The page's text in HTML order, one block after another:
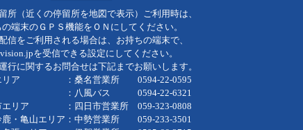
所（近くの停留所を地図で表示）ご利用時は、
端末のＧＰＳ機能をＯＮにしてください。
信をご利用される場合は、お持ちの端末で、
を受信できる設定にしてください。
行に関するお問合せは下記までお願いします。
リア ：桑名営業所 0594-22-0595
風バス 0594-22-6321
エリア ：四日市営業所 059-323-0808
・亀山エリア：中勢営業所 059-233-3501